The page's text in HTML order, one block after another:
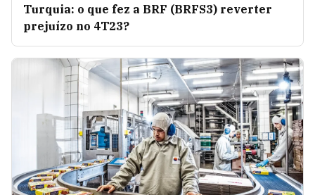
Turquia: o que fez a BRF (BRFS3) reverter
prejuízo no 4T23?